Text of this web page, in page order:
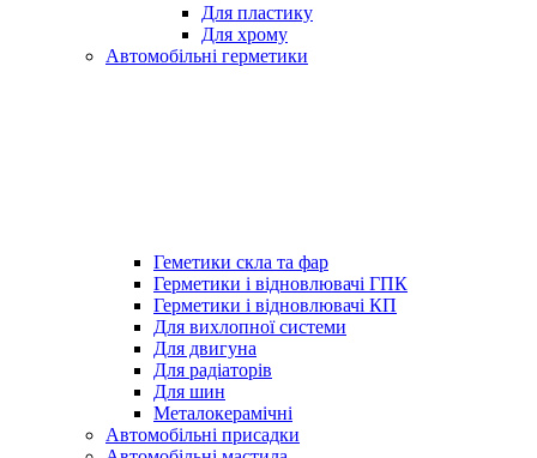
Для пластику
Для хрому
Автомобільні герметики
Геметики скла та фар
Герметики і відновлювачі ГПК
Герметики і відновлювачі КП
Для вихлопної системи
Для двигуна
Для радіаторів
Для шин
Металокерамічні
Автомобільні присадки